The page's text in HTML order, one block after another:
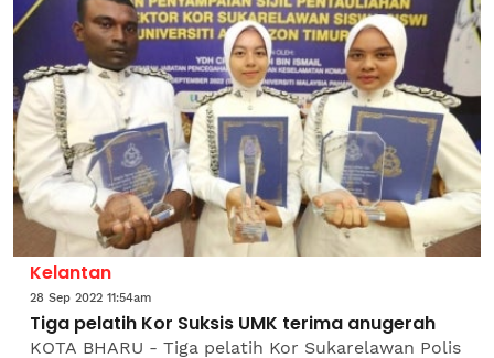
Kelantan
28 Sep 2022 11:54am
Tiga pelatih Kor Suksis UMK terima anugerah
KOTA BHARU - Tiga pelatih Kor Sukarelawan Polis